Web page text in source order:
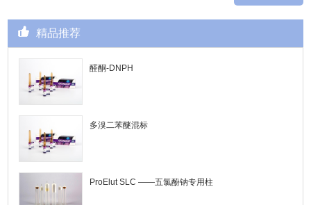
精品推荐
醛酮-DNPH
多溴二苯醚混标
ProElut SLC ——五氯酚钠专用柱